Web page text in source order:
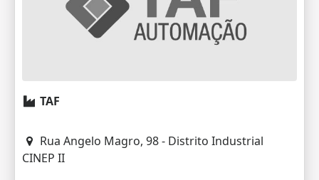
TAF
Rua Angelo Magro, 98 - Distrito Industrial
CINEP II